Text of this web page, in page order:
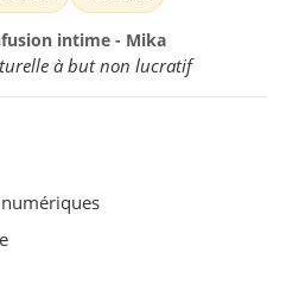
intime - Mika
à but non lucratif